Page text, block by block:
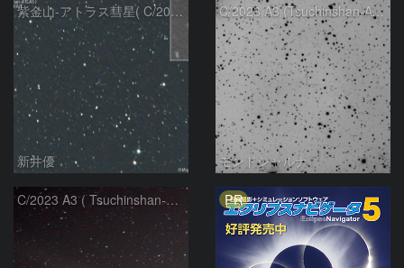
紫金山-アトラス彗星( C/2023A3 )：2025/09/16
新井優
C/2023 A3 (Tsuchinshan-ATLAS)
モンドシャルナ
C/2023 A3 ( Tsuchinshan-ATLAS ) PR